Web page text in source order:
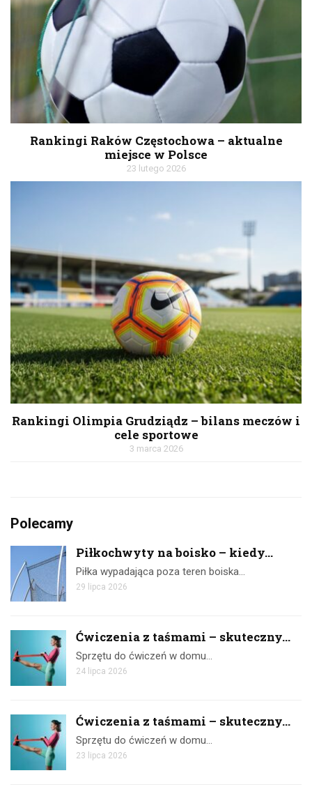
Rankingi Raków Częstochowa – aktualne
miejsce w Polsce
23 lutego 2026
Rankingi Olimpia Grudziądz – bilans meczów i
cele sportowe
3 marca 2026
Polecamy
Piłkochwyty na boisko – kiedy...
Piłka wypadająca poza teren boiska…
29 lipca 2026
Ćwiczenia z taśmami – skuteczny...
Sprzętu do ćwiczeń w domu…
24 lipca 2026
Ćwiczenia z taśmami – skuteczny...
Sprzętu do ćwiczeń w domu…
23 lipca 2026